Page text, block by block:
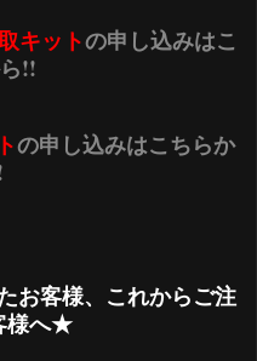
キットの申し込みはこ
!!
の申し込みはこちらか
お客様、これからご注
様へ★